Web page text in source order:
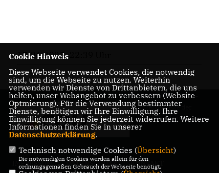
17.06.2025, 22:39 Uhr
Internetseite der
CDU Friedenau
IMPRESSUM DATENSCHUTZ KONTAKT
Cookie Hinweis
Diese Webseite verwendet Cookies, die notwendig
sind, um die Webseite zu nutzen. Weiterhin
verwenden wir Dienste von Drittanbietern, die uns
helfen, unser Webangebot zu verbessern (Website-
Optmierung). Für die Verwendung bestimmter
Dienste, benötigen wir Ihre Einwilligung. Ihre
Einwilligung können Sie jederzeit widerrufen. Weitere
Informationen finden Sie in unserer
Datenschutzerklärung.
Technisch notwendige Cookies (Übersicht)
Die notwendigen Cookies werden allein für den
ordnungsgemäßen Gebrauch der Webseite benötigt.